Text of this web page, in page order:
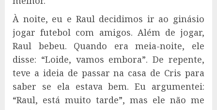
À noite, eu e Raul decidimos ir ao ginásio
jogar futebol com amigos. Além de jogar,
Raul bebeu. Quando era meia-noite, ele
disse: “Loide, vamos embora”. De repente,
teve a ideia de passar na casa de Cris para
saber se ela estava bem. Eu argumentei:
“Raul, está muito tarde”, mas ele não me